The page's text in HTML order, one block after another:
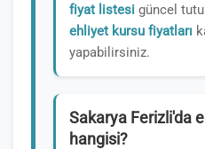
fiyat listesi güncel
ehliyet kursu fiyatları
yapabilirsiniz.
Sakarya Ferizli'da
hangisi?